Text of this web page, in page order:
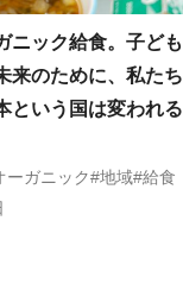
ニック給食。子ども
来のために、私たち
という国は変われる
ーガニック 地域 給食